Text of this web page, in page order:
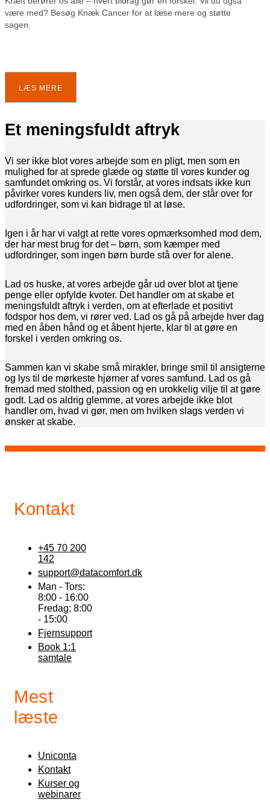
være med? Besøg Knæk Cancer for at læse mere og støtte
sagen.
LÆS MERE
Et meningsfuldt aftryk
Vi ser ikke blot vores arbejde som en pligt, men som en
mulighed for at sprede glæde og støtte til vores kunder og
samfundet omkring os. Vi forstår, at vores indsats ikke kun
påvirker vores kunders liv, men også dem, der står over for
udfordringer, som vi kan bidrage til at løse.
Igen i år har vi valgt at rette vores opmærksomhed mod dem,
der har mest brug for det – børn, som kæmper med
udfordringer, som ingen børn burde stå over for alene.
Lad os huske, at vores arbejde går ud over blot at tjene
penge eller opfylde kvoter. Det handler om at skabe et
meningsfuldt aftryk i verden, om at efterlade et positivt
fodspor hos dem, vi rører ved. Lad os gå på arbejde hver dag
med en åben hånd og et åbent hjerte, klar til at gøre en
forskel i verden omkring os.
Sammen kan vi skabe små mirakler, bringe smil til ansigterne
og lys til de mørkeste hjørner af vores samfund. Lad os gå
fremad med stolthed, passion og en urokkelig vilje til at gøre
godt. Lad os aldrig glemme, at vores arbejde ikke blot
handler om, hvad vi gør, men om hvilken slags verden vi
ønsker at skabe.
Kontakt
+45 70 200
142
support@datacomfort.dk
Man - Tors:
8:00 - 16:00
Fredag: 8:00
- 15:00
Fjernsupport
Book 1:1
samtale
Mest
læste
Uniconta
Kontakt
Kurser og
webinarer